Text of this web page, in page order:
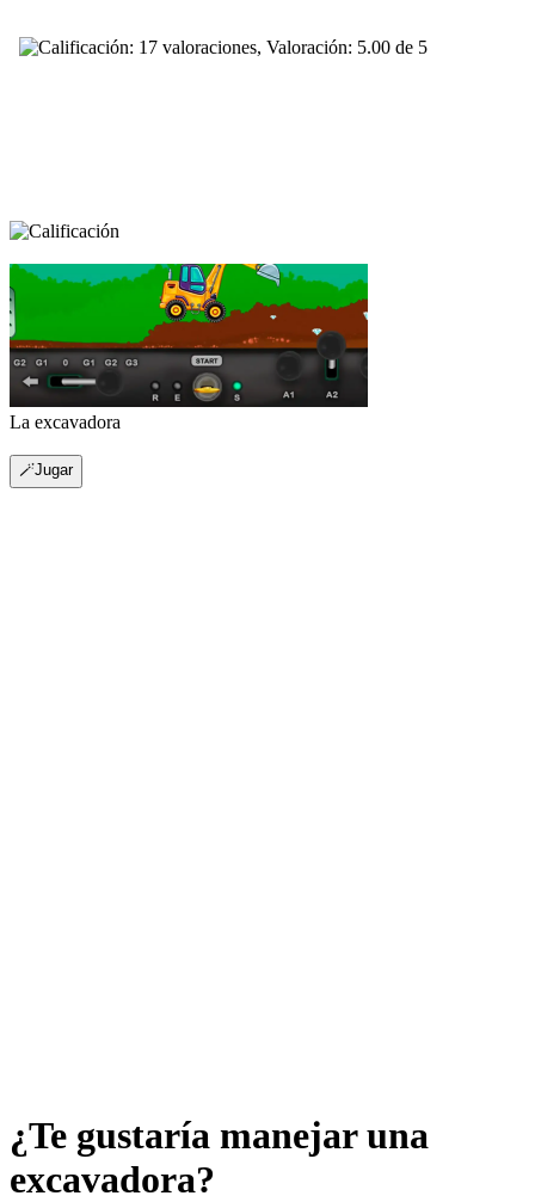
La excavadora
🪄Jugar
¿Te gustaría manejar una
excavadora?